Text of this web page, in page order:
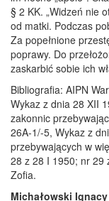
§ 2 KK. „Widzeń nie
od matki. Podczas
Za popełnione
poprawy. Do
zaskarbić sobie ich
Bibliografia: AIPN
Wykaz z dnia 28 XII
zakonnic
26A-1/-5, Wykaz z
przebywających w
28 z 28 I 1950; nr 29
Zofia.
Michałowski Ignacy